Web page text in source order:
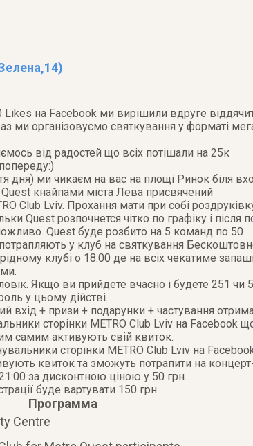
на Facebook ми вирішили вдруге
ми організовуємо святкування у форматі
від радостей що всіх потішали на 25к
дня) ми чикаєм на вас на площі Ринок біля
кнайпами міста Лева присвячений
Club Lviv. Прохання мати при собі
Quest розпочнется чітко по графіку і після
Quest буде розбито на 5 команд по 50
у клуб на святкування
клубі о 18:00 де на всіх чекатиме
Якщо ви прийдете вчасно і будете 251 чи
у цьому дійстві.
вхід + призи + подарунки + частування
сторінки METRO Club Lviv на Facebook
самим активують свій квиток.
сторінки METRO Club Lviv на
квиток та зможуть потрапити на
за дисконтною ціною у 50 грн.
буде вартувати 150 грн.
Программа
Centre